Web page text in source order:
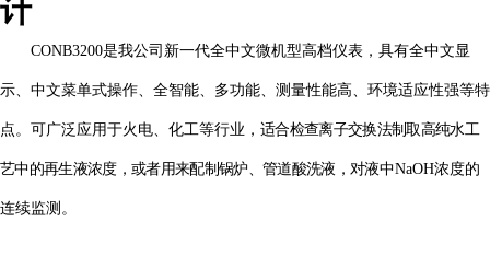
计
CONB3200是我公司新一代全中文微机型高档仪表，具有全中文显
示、中文菜单式操作、全智能、多功能、测量性能高、环境适应性强等特
点。可广泛应用于火 电、 化工等行业， 适合检查离子交换法制取高纯水工
艺中的再生液浓度，或者用来配制锅炉、管道酸洗液，对液中NaOH浓度的
连续监测 。